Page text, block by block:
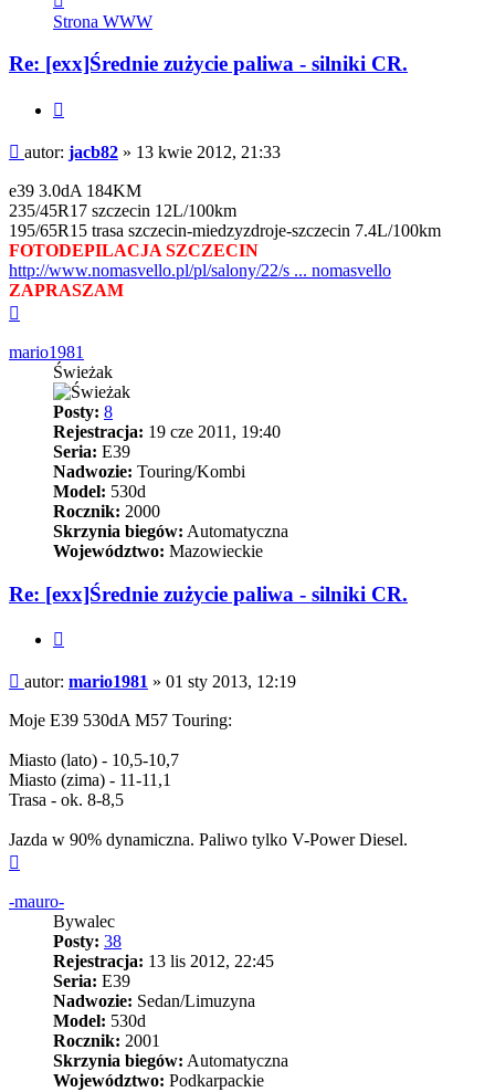
się
z
jacb82
Strona WWW
Re: [exx]Średnie zużycie paliwa - silniki CR.
Post
autor: jacb82 » 13 kwie 2012, 21:33
e39 3.0dA 184KM
235/45R17 szczecin 12L/100km
195/65R15 trasa szczecin-miedzyzdroje-szczecin 7.4L/100km
FOTODEPILACJA SZCZECIN
http://www.nomasvello.pl/pl/salony/22/s ... nomasvello
ZAPRASZAM
mario1981
Świeżak
Posty: 8
Rejestracja: 19 cze 2011, 19:40
Seria: E39
Nadwozie: Touring/Kombi
Model: 530d
Rocznik: 2000
Skrzynia biegów: Automatyczna
Województwo: Mazowieckie
Re: [exx]Średnie zużycie paliwa - silniki CR.
Post
autor: mario1981 » 01 sty 2013, 12:19
Moje E39 530dA M57 Touring:
Miasto (lato) - 10,5-10,7
Miasto (zima) - 11-11,1
Trasa - ok. 8-8,5
Jazda w 90% dynamiczna. Paliwo tylko V-Power Diesel.
-mauro-
Bywalec
Posty: 38
Rejestracja: 13 lis 2012, 22:45
Seria: E39
Nadwozie: Sedan/Limuzyna
Model: 530d
Rocznik: 2001
Skrzynia biegów: Automatyczna
Województwo: Podkarpackie